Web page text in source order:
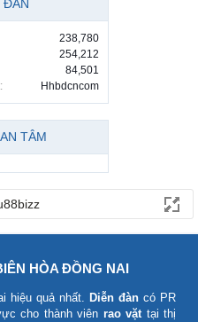
ĐÀN
238,780
254,212
84,501
Hhbdcncom
TÂM
HÒA ĐỒNG NAI
hiệu quả nhất. Diễn đàn có PR
cho thành viên rao vặttại thị